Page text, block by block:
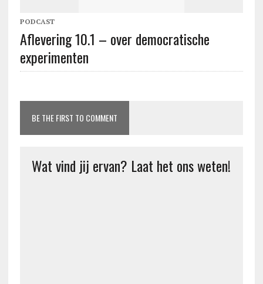
PODCAST
Aflevering 10.1 – over democratische
experimenten
BE THE FIRST TO COMMENT
Wat vind jij ervan? Laat het ons weten!